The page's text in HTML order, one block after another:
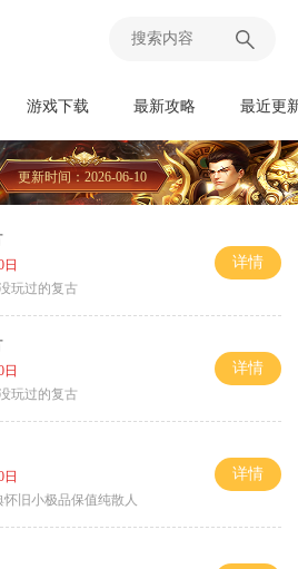
游戏下载 最新攻略 最近更
更新时间：2026-06-10
日
玩过的复古
详情
日
玩过的复古
详情
日
怀旧小极品保值纯散人
详情